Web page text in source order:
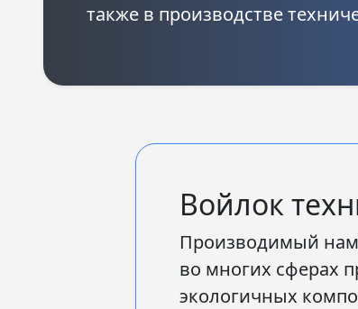
также в производстве
Войлок
Производимый
во многих сферах
экологичных